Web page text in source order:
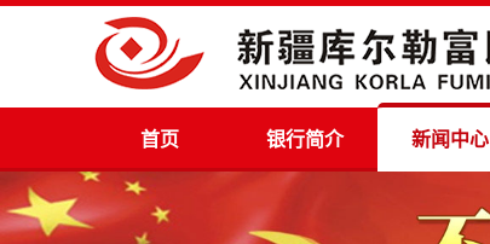
首页 银行简介 新闻中心